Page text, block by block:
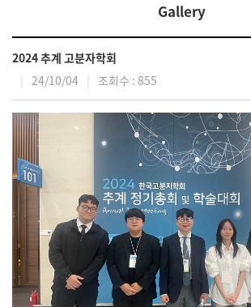
Gallery
2024 추계 고분자학회
24/10/04
조회수 : 855